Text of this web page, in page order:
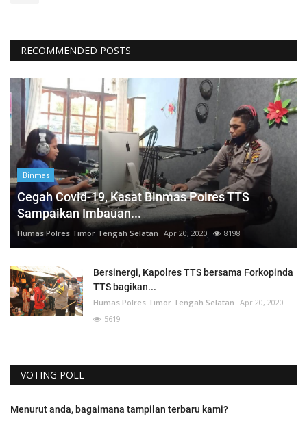
RECOMMENDED POSTS
Binmas
Cegah Covid-19, Kasat Binmas Polres TTS
Sampaikan Imbauan...
Humas Polres Timor Tengah Selatan Apr 20, 2020 8198
Bersinergi, Kapolres TTS bersama Forkopinda
TTS bagikan...
Humas Polres Timor Tengah Selatan Apr 20, 2020
5619
VOTING POLL
Menurut anda, bagaimana tampilan terbaru kami?